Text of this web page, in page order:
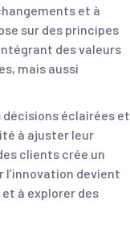
et à
sur des principes
des valeurs
mais aussi
éclairées et
à ajuster leur
clients crée un
devient
à explorer des